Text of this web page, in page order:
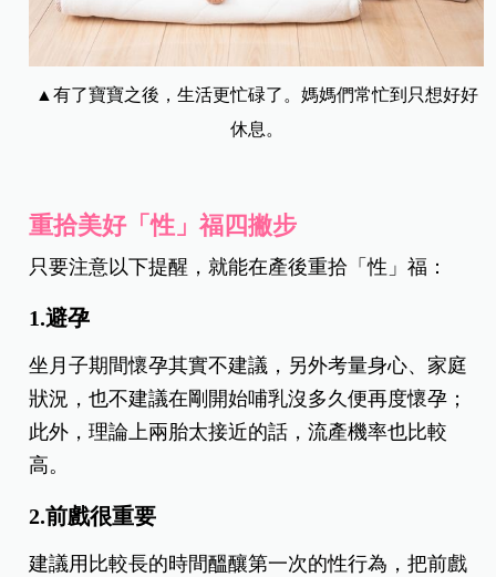
▲有了寶寶之後，生活更忙碌了。媽媽們常忙到只想好好
休息。
重拾美好「性」福四撇步
只要注意以下提醒，就能在產後重拾「性」福：
1.避孕
坐月子期間懷孕其實不建議，另外考量身心、家庭
狀況，也不建議在剛開始哺乳沒多久便再度懷孕；
此外，理論上兩胎太接近的話，流產機率也比較
高。
2.前戲很重要
建議用比較長的時間醞釀第一次的性行為，把前戲